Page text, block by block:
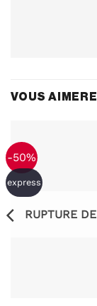
VOUS
-50%
express
RUPTURE